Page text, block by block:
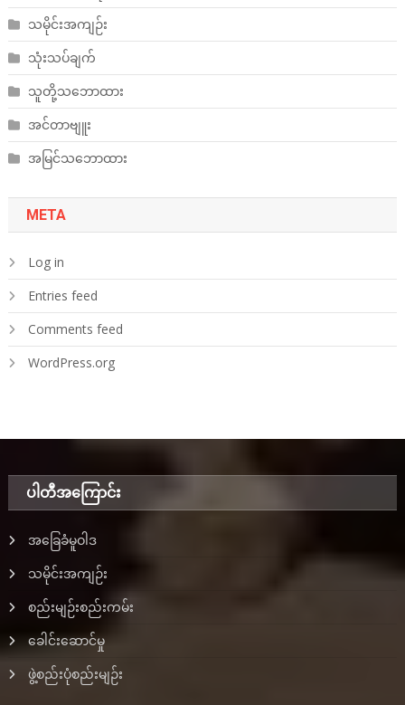
သမိုင်းအကျဉ်း
သုံးသပ်ချက်
သူတို့သဘောထား
အင်တာဗျူး
အမြင်သဘောထား
META
Log in
Entries feed
Comments feed
WordPress.org
ပါတီအ‌ကြောင်း
အခြေခံမူဝါဒ
သမိုင်းအကျဉ်း
စည်းမျဉ်းစည်းကမ်း
ခေါင်းဆောင်မှု
ဖွဲ့စည်းပုံစည်းမျဉ်း